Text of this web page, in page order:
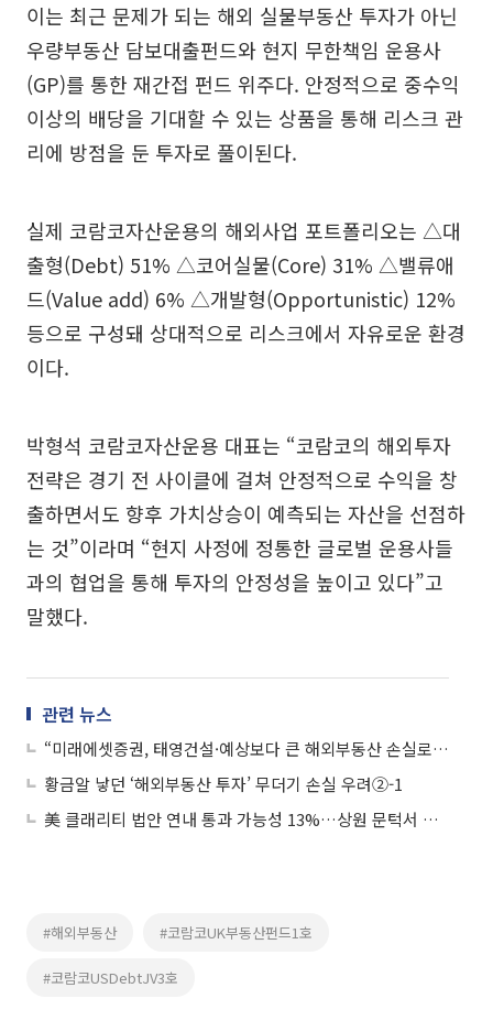
이는 최근 문제가 되는 해외 실물부동산 투자가 아닌
우량부동산 담보대출펀드와 현지 무한책임 운용사
(GP)를 통한 재간접 펀드 위주다. 안정적으로 중수익
이상의 배당을 기대할 수 있는 상품을 통해 리스크 관
리에 방점을 둔 투자로 풀이된다.
실제 코람코자산운용의 해외사업 포트폴리오는 △대
출형(Debt) 51% △코어실물(Core) 31% △밸류애
드(Value add) 6% △개발형(Opportunistic) 12%
등으로 구성돼 상대적으로 리스크에서 자유로운 환경
이다.
박형석 코람코자산운용 대표는 “코람코의 해외투자
전략은 경기 전 사이클에 걸쳐 안정적으로 수익을 창
출하면서도 향후 가치상승이 예측되는 자산을 선점하
는 것”이라며 “현지 사정에 정통한 글로벌 운용사들
과의 협업을 통해 투자의 안정성을 높이고 있다”고
말했다.
관련 뉴스
“미래에셋증권, 태영건설·예상보다 큰 해외부동산 손실로 4분기 적자 전망”
황금알 낳던 ‘해외부동산 투자’ 무더기 손실 우려②-1
美 클래리티 법안 연내 통과 가능성 13%…상원 문턱서 제동
#해외부동산 #코람코UK부동산펀드1호
#코람코USDebtJV3호